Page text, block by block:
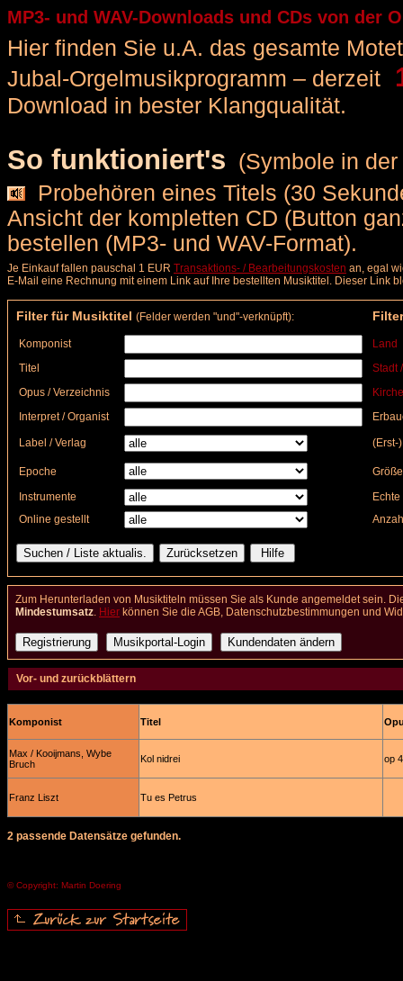
MP3- und WAV-Downloads und CDs von der
Hier finden Sie u.A. das gesamte
Jubal-Orgelmusikprogramm – derzeit
Download in bester Klangqualität.
So funktioniert's (Symbole in
Probehören eines Titels (30
Ansicht der kompletten CD (Button
bestellen (MP3- und WAV-Format).
Je Einkauf fallen pauschal 1 EUR Transaktions- / Bearbeitungskosten an, egal
E-Mail eine Rechnung mit einem Link auf Ihre bestellten Musiktitel. Dieser
Filter für Musiktitel (Felder werden "und"-verknüpft):
Komponist
Land
Titel
Stadt
Opus / Verzeichnis
Interpret / Organist
Label / Verlag (Erst-
Epoche
Instrumente
Online gestellt
Zum Herunterladen von Musiktiteln müssen Sie als Kunde angemeldet sein.
Mindestumsatz. Hier können Sie die AGB, Datenschutzbestimmungen und
Vor- und zurückblättern
Komponist Titel
Max / Kooijmans, Wybe
Bruch
Kol nidrei op
Franz Liszt Tu es Petrus
2 passende Datensätze gefunden.
© Copyright: Martin Doering